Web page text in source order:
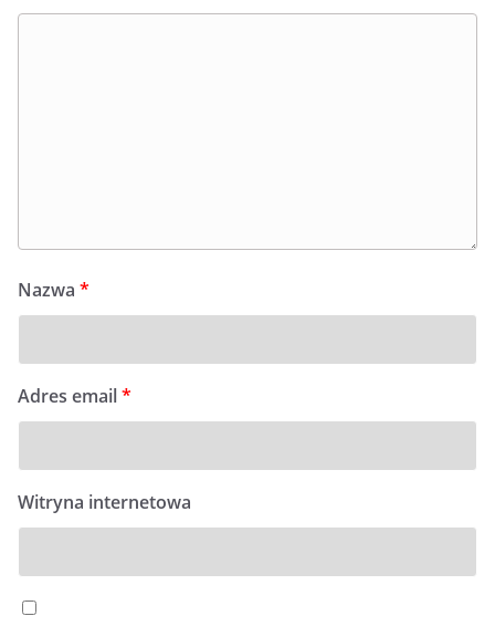
Nazwa *
Adres email*
Witryna internetowa